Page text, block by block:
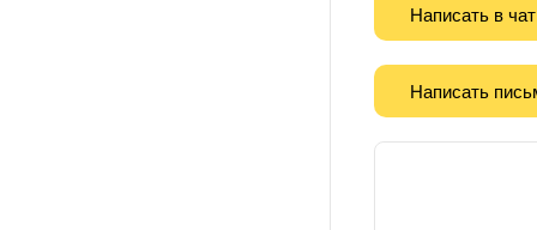
Написать в чат
Написать